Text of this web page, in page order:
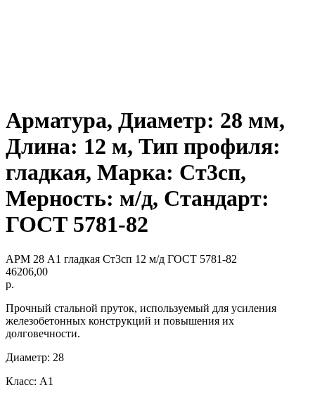
Арматура, Диаметр: 28 мм,
Длина: 12 м, Тип профиля:
гладкая, Марка: Ст3сп,
Мерность: м/д, Стандарт:
ГОСТ 5781-82
АРМ 28 А1 гладкая Ст3сп 12 м/д ГОСТ 5781-82
46206,00
р.
Прочный стальной пруток, используемый для усиления
железобетонных конструкций и повышения их
долговечности.
Диаметр: 28
Класс: А1